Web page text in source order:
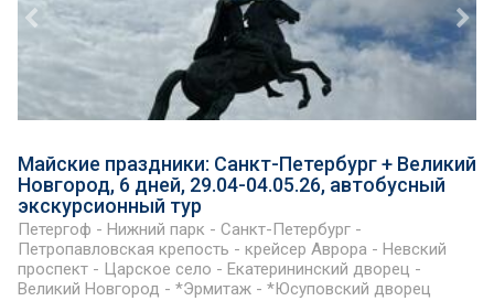
Майские праздники: Санкт-Петербург + Великий
Новгород, 6 дней, 29.04-04.05.26, автобусный
экскурсионный тур
Петергоф - Нижний парк - Санкт-Петербург -
Петропавловская крепость - крейсер Аврора - Невский
проспект - Царское село - Екатерининский дворец -
Великий Новгород - *Эрмитаж - *Юсуповский дворец